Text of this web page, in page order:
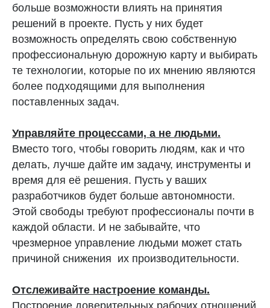
больше возможности влиять на принятия
решений в проекте. Пусть у них будет
возможность определять свою собственную
профессиональную дорожную карту и выбирать
те технологии, которые по их мнению являются
более подходящими для выполнения
поставленных задач.
Управляйте процессами, а не людьми.
Вместо того, чтобы говорить людям, как и что
делать, лучше дайте им задачу, инструменты и
время для её решения. Пусть у ваших
разработчиков будет больше автономности.
Этой свободы требуют профессионалы почти в
каждой области. И не забывайте, что
чрезмерное управление людьми может стать
причиной снижения их производительности.
Отслеживайте настроение команды.